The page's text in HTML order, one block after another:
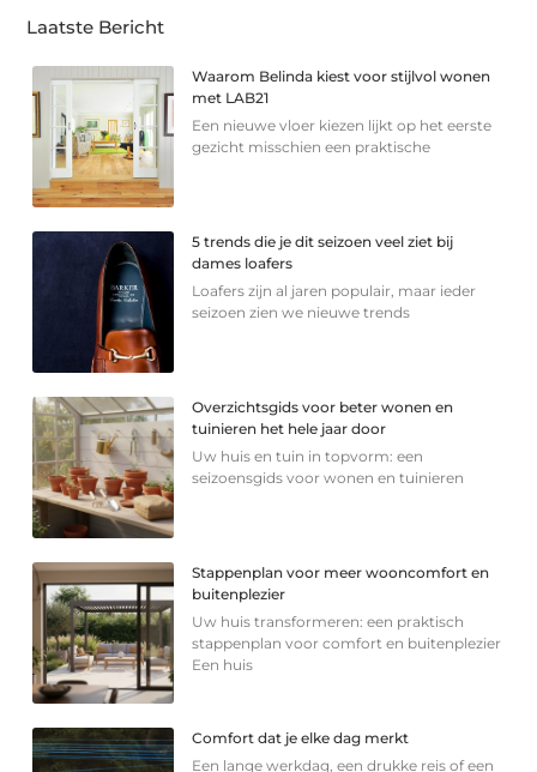
Laatste Bericht
Waarom Belinda kiest voor stijlvol wonen
met LAB21
Een nieuwe vloer kiezen lijkt op het eerste
gezicht misschien een praktische
5 trends die je dit seizoen veel ziet bij
dames loafers
Loafers zijn al jaren populair, maar ieder
seizoen zien we nieuwe trends
Overzichtsgids voor beter wonen en
tuinieren het hele jaar door
Uw huis en tuin in topvorm: een
seizoensgids voor wonen en tuinieren
Stappenplan voor meer wooncomfort en
buitenplezier
Uw huis transformeren: een praktisch
stappenplan voor comfort en buitenplezier
Een huis
Comfort dat je elke dag merkt
Een lange werkdag, een drukke reis of een